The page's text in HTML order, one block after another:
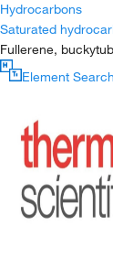
Hydrocarbons
Saturated
Fullerene,
Element Search